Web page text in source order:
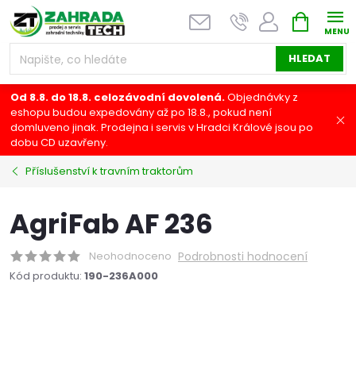
Přejít
na
obsah
HLEDAT
NÁKUPNÍ
KOŠÍK
Od 8.8. do 18.8. celozávodní dovolená.Objednávky z
eshopu budou expedovány až po 18.8., pokud není
domluveno jinak. Prodejna i servis v Hradci Králové jsou po
dobu CD uzavřeny.
Příslušenství k travním traktorům
AgriFab AF 236
Neohodnoceno Podrobnosti hodnocení
Kód produktu: 190-236A000